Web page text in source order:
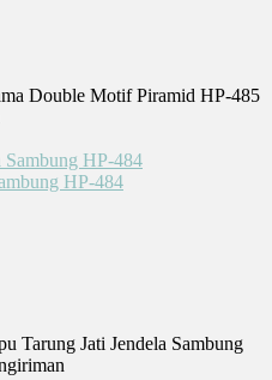
Double Motif Piramid HP-485
HP-484
Tarung Jati Jendela Sambung